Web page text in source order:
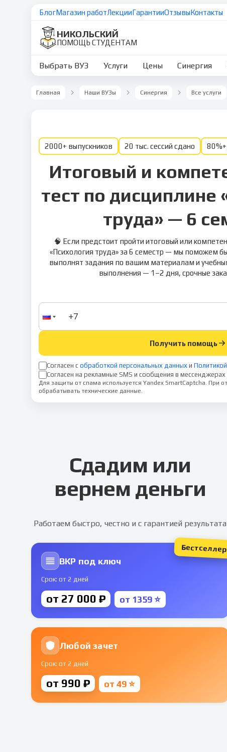
БлогМагазин работЛекцииГарантииОтзывыКонтакты
НИКОЛЬСКИЙ
ПОМОЩЬ СТУДЕНТАМ
Выбрать ВУЗ Услуги Цены Синергия
Главная Наши ВУЗы Синергия Все услуги
2000+ выпускников 20 тыс. сессий сдано
Итоговый и
тест по дисциплине
труда» — 6
🧠 Если предстоит пройти итоговый или
«Психология труда» за 6 семестр — мы поможем
выполнят задания по вашим материалам и
выполнения — 1–2 дня, срочные
Получить помощь
Согласен с обработкой персональных данных и
Согласен на рекламные SMS и сообщения в мессенджерах
Для защиты от спама используется Yandex SmartCaptcha. При
обрабатывать технические данные.
Сдадим или
вернем деньги
Работаем быстро, честно и с гарантией результата
ВКР под ключ
Срок: от 2 дней
от 27 000 ₽ от 1359 ⭐
Бестселлер
Любой зачет
Срок: от 2 дней
от 990 ₽ от 49 ⭐